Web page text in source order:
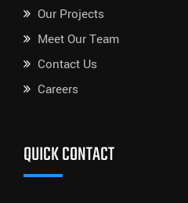
Our Projects
Meet Our Team
Contact Us
Careers
QUICK CONTACT